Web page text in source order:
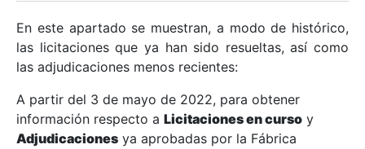
Mostrar/Ocultar
Mostrar/Ocultar
En este apartado se muestran, a modo de histórico,
las licitaciones que ya han sido resueltas, así como
las adjudicaciones menos recientes:
A partir del 3 de mayo de 2022, para obtener
información respecto a Licitaciones en curso y
Adjudicaciones ya aprobadas por la Fábrica